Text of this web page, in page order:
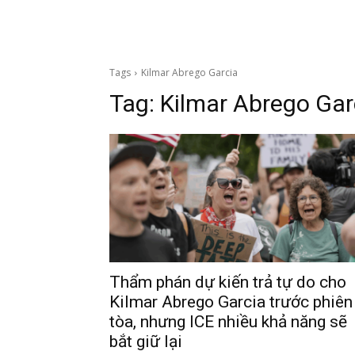
Tags Kilmar Abrego Garcia
Tag: Kilmar Abrego
Thẩm phán dự kiến trả tự do cho
Kilmar Abrego Garcia trước phiên
tòa, nhưng ICE nhiều khả năng sẽ
bắt giữ lại